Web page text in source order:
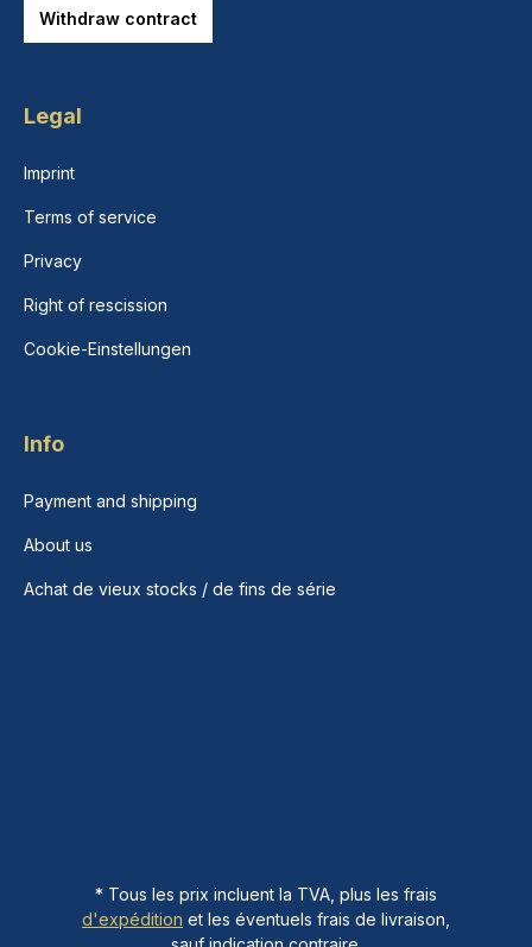
Withdraw contract
Legal
Imprint
Terms of service
Privacy
Right of rescission
Cookie-Einstellungen
Info
Payment and shipping
About us
Achat de vieux stocks / de fins de série
* Tous les prix incluent la TVA, plus les frais
d'expédition et les éventuels frais de livraison,